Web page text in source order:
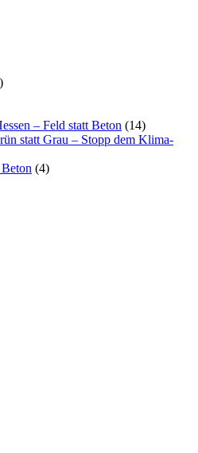
– Feld statt Beton (14)
statt Grau – Stopp dem Klima-
(4)